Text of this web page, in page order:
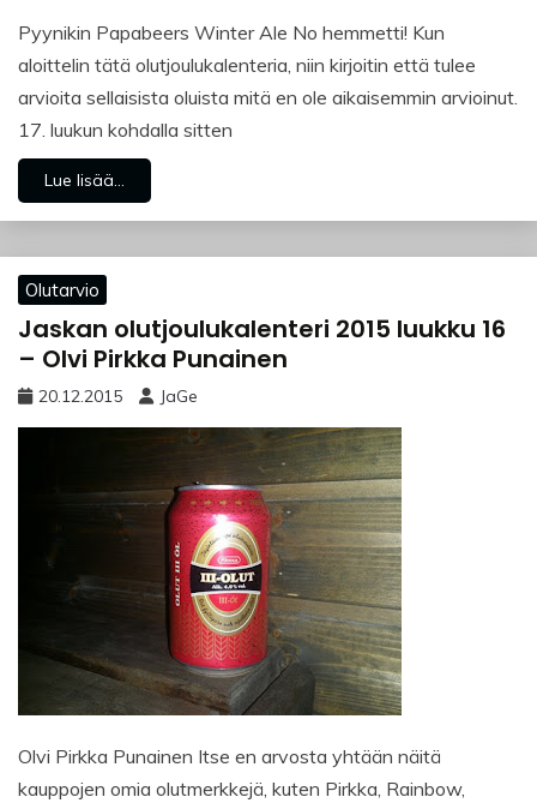
Pyynikin Papabeers Winter Ale No hemmetti! Kun
aloittelin tätä olutjoulukalenteria, niin kirjoitin että tulee
arvioita sellaisista oluista mitä en ole aikaisemmin arvioinut.
17. luukun kohdalla sitten
Lue lisää...
Olutarvio
Jaskan olutjoulukalenteri 2015 luukku 16
– Olvi Pirkka Punainen
20.12.2015 JaGe
Olvi Pirkka Punainen Itse en arvosta yhtään näitä
kauppojen omia olutmerkkejä, kuten Pirkka, Rainbow,